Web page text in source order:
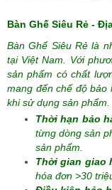
Bàn Ghế Siêu Rẻ -
Bàn Ghế Siêu Rẻ là
tại Việt Nam. Với
sản phẩm có chất
mang đến chế độ bảo
khi sử dụng sản phẩm.
Thời hạn bảo
từng dòng sản
sản phẩm.
Thời gian giao
hóa đơn >30